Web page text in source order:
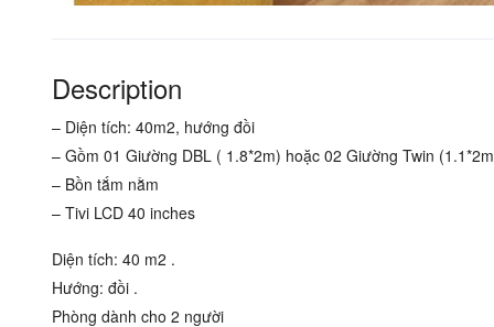
Description
– Diện tích: 40m2, hướng đồi
– Gồm 01 Giường DBL ( 1.8*2m) hoặc 02 Giường Twin
– Bồn tắm nằm
– Tivi LCD 40 inches
Diện tích: 40 m2 .
Hướng: đồi .
Phòng dành cho 2 người